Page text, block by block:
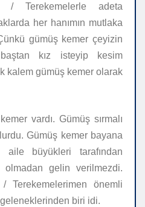
Terekemelerle adeta
her hanımın mutlaka
gümüş kemer çeyizin
kız isteyip kesim
kalem gümüş kemer olarak
vardı. Gümüş sırmalı
Gümüş kemer bayana
aile büyükleri tarafından
olmadan gelin verilmezdi.
Terekemelerimen önemli
biri idi.